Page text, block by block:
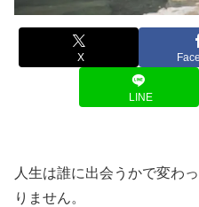
X
LINE
人生は誰に出会うかで変わ
りません。